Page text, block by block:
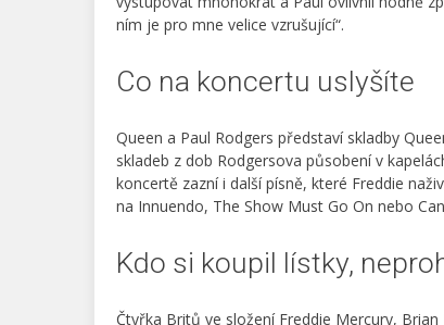
ním je pro mne velice vzrušující“.
Co na koncertu uslyšíte
Queen a Paul Rodgers představí skladby
skladeb z dob Rodgersova působení v
koncertě zazní i další písně, které Freddie
na Innuendo, The Show Must Go On nebo
Kdo si koupil lístky,
Čtyřka Britů ve složení Freddie Mercury,